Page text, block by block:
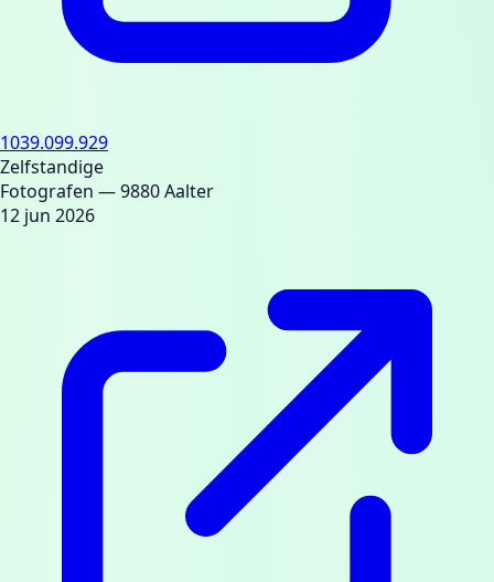
1039.099.929
Zelfstandige
Fotografen — 9880 Aalter
12 jun 2026